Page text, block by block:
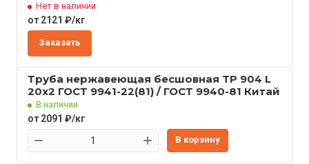
Нет в наличии
от 2121 ₽/кг
Заказать
Труба нержавеющая бесшовная TP 904 L
20x2 ГОСТ 9941-22(81) / ГОСТ 9940-81 Китай
В наличии
от 2091 ₽/кг
В корзину